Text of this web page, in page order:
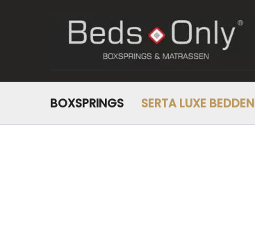
Beheer toestemming
BOXSPRINGS SERTA LUXE BEDDEN